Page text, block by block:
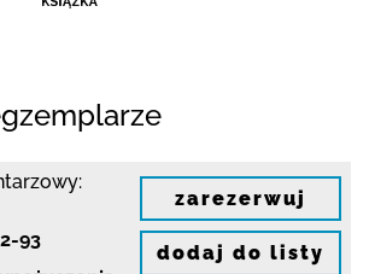
93
zarezerwuj
dodaj do listy